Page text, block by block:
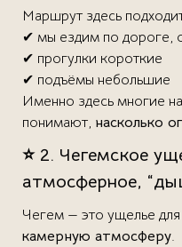
Маршрут здесь
✔ мы ездим по дороге,
✔ прогулки короткие
✔ подъёмы небольшие
Именно здесь многие
понимают, насколько
⭐ 2. Чегемское
атмосферное,
Чегем — это ущелье
камерную атмосферу.